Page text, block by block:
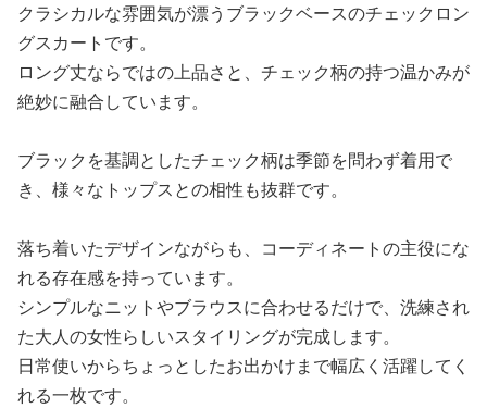
クラシカルな雰囲気が漂うブラックベースのチェックロン
グスカートです。
ロング丈ならではの上品さと、チェック柄の持つ温かみが
絶妙に融合しています。
ブラックを基調としたチェック柄は季節を問わず着用で
き、様々なトップスとの相性も抜群です。
落ち着いたデザインながらも、コーディネートの主役にな
れる存在感を持っています。
シンプルなニットやブラウスに合わせるだけで、洗練され
た大人の女性らしいスタイリングが完成します。
日常使いからちょっとしたお出かけまで幅広く活躍してく
れる一枚です。